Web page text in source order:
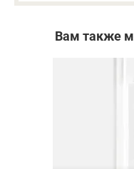
Вам также